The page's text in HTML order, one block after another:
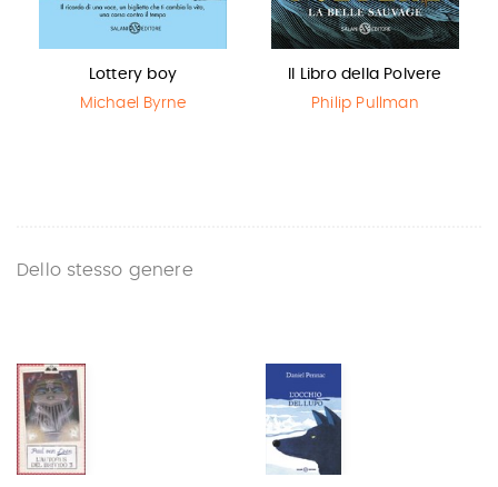
Lottery boy
Michael Byrne
Il Libro della Polvere
Philip Pullman
Dello stesso genere